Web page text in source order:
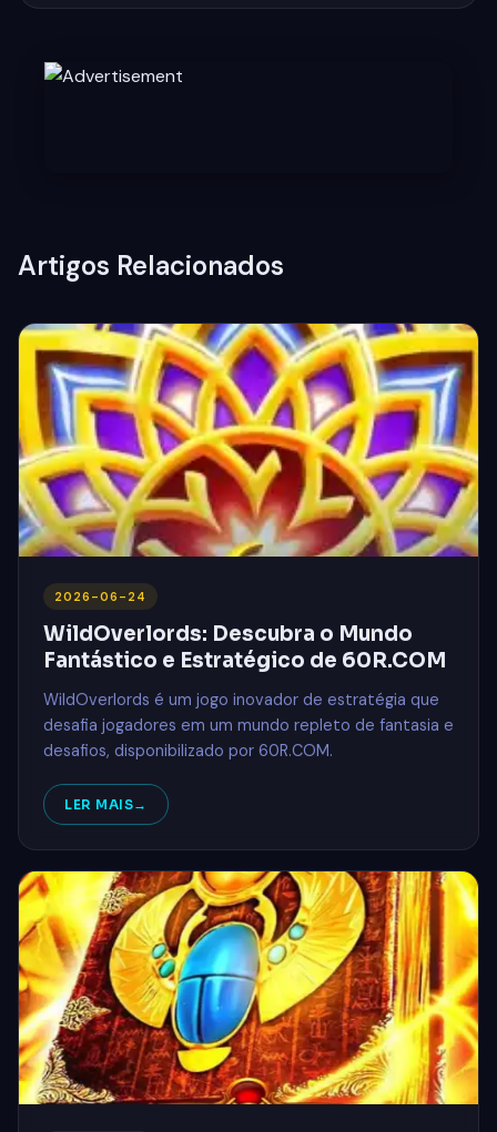
Artigos Relacionados
2026-06-24
WildOverlords: Descubra o Mundo
Fantástico e Estratégico de 60R.COM
WildOverlords é um jogo inovador de estratégia que
desafia jogadores em um mundo repleto de fantasia e
desafios, disponibilizado por 60R.COM.
LER MAIS